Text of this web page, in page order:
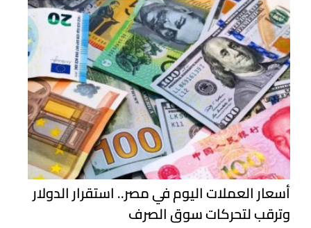
أسعار العملات اليوم في مصر.. استقرار الدولار
وترقب لتحركات سوق الصرف